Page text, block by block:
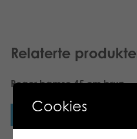
Relaterte
Roger bamse 45 cm brun
Cookies